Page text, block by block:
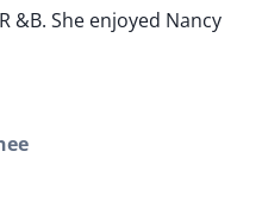
&B. She enjoyed Nancy